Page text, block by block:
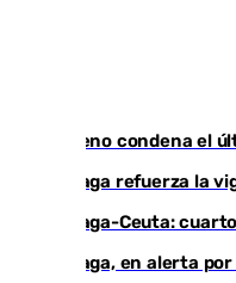
Moreno condena el
Málaga refuerza la
Málaga-Ceuta:
Málaga, en alerta